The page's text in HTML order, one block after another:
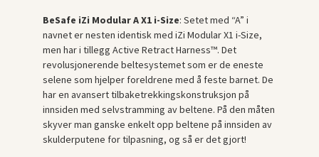
BeSafe iZi Modular A X1 i-Size: Setet med “A” i
navnet er nesten identisk med iZi Modular X1 i-Size,
men har i tillegg Active Retract Harness™. Det
revolusjonerende beltesystemet som er de eneste
selene som hjelper foreldrene med å feste barnet. De
har en avansert tilbaketrekkingskonstruksjon på
innsiden med selvstramming av beltene. På den måten
skyver man ganske enkelt opp beltene på innsiden av
skulderputene for tilpasning, og så er det gjort!